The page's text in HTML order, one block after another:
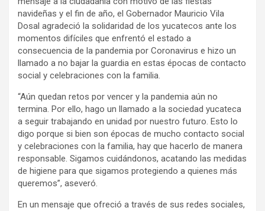
navideñas y el fin de año, el Gobernador Mauricio Vila
Dosal agradeció la solidaridad de los yucatecos ante los
momentos difíciles que enfrentó el estado a
consecuencia de la pandemia por Coronavirus e hizo un
llamado a no bajar la guardia en estas épocas de contacto
social y celebraciones con la familia.
“Aún quedan retos por vencer y la pandemia aún no
termina. Por ello, hago un llamado a la sociedad yucateca
a seguir trabajando en unidad por nuestro futuro. Esto lo
digo porque si bien son épocas de mucho contacto social
y celebraciones con la familia, hay que hacerlo de manera
responsable. Sigamos cuidándonos, acatando las medidas
de higiene para que sigamos protegiendo a quienes más
queremos”, aseveró.
En un mensaje que ofreció a través de sus redes sociales,